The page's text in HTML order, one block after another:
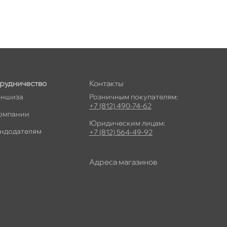
Контакты
Розничным покупателям:
+7 (812) 490-74-62
Юридическим лицам:
+7 (812) 564-49-92
Адреса магазино